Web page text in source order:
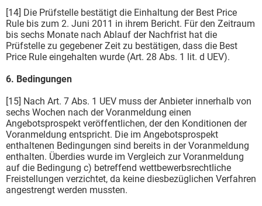
[14] Die Prüfstelle bestätigt die Einhaltung der Best Price
Rule bis zum 2. Juni 2011 in ihrem Bericht. Für den Zeitraum
bis sechs Monate nach Ablauf der Nachfrist hat die
Prüfstelle zu gegebener Zeit zu bestätigen, dass die Best
Price Rule eingehalten wurde (Art. 28 Abs. 1 lit. d UEV).
6. Bedingungen
[15] Nach Art. 7 Abs. 1 UEV muss der Anbieter innerhalb von
sechs Wochen nach der Voranmeldung einen
Angebotsprospekt veröffentlichen, der den Konditionen der
Voranmeldung entspricht. Die im Angebotsprospekt
enthaltenen Bedingungen sind bereits in der Voranmeldung
enthalten. Überdies wurde im Vergleich zur Voranmeldung
auf die Bedingung c) betreffend wettbewerbsrechtliche
Freistellungen verzichtet, da keine diesbezüglichen Verfahren
angestrengt werden mussten.